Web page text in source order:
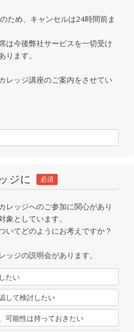
ため、キャンセルは24時間前ま
は今後弊社サービスを一切受け
ります。
レッジ講座のご案内をさせてい
ジに 必須
レッジへのご参加に関心があり
象としています。
いてどのようにお考えですか？
ッジの説明会があります。
たい
して検討したい
可能性は持っておきたい